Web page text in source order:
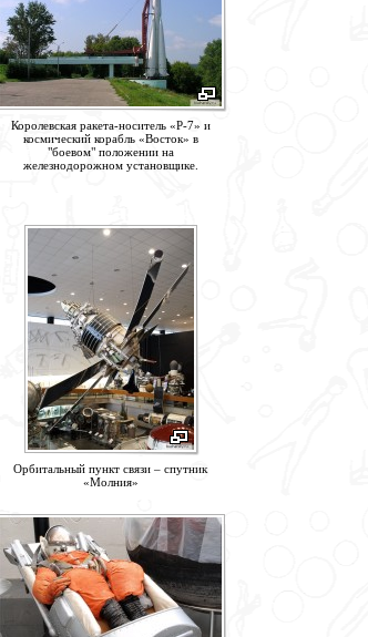
Королевская ракета-носитель «Р-7» и
космический корабль «Восток» в
"боевом" положении на
железнодорожном установщике.
Орбитальный пункт связи – спутник
«Молния»